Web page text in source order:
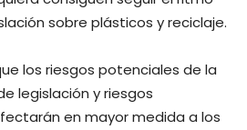
sobre plásticos y reciclaje.
los riesgos potenciales de la
legislación y riesgos
en mayor medida a los